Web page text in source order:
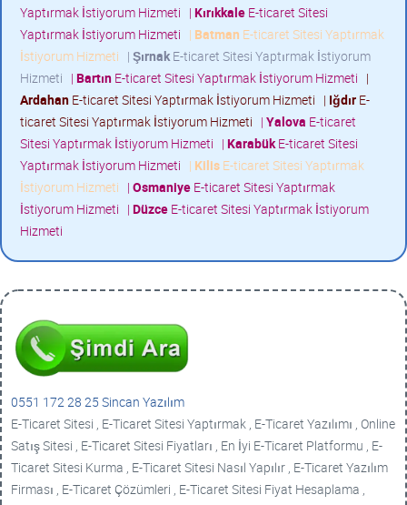
Yaptırmak İstiyorum Hizmeti | Kırıkkale E-ticaret Sitesi
Yaptırmak İstiyorum Hizmeti | Batman E-ticaret Sitesi Yaptırmak
İstiyorum Hizmeti | ŞırnakE-ticaret Sitesi Yaptırmak İstiyorum
Hizmeti | Bartın E-ticaret Sitesi Yaptırmak İstiyorum Hizmeti |
Ardahan E-ticaret Sitesi Yaptırmak İstiyorum Hizmeti | Iğdır E-
ticaret Sitesi Yaptırmak İstiyorum Hizmeti | Yalova E-ticaret
Sitesi Yaptırmak İstiyorum Hizmeti | KarabükE-ticaret Sitesi
Yaptırmak İstiyorum Hizmeti | Kilis E-ticaret Sitesi Yaptırmak
İstiyorum Hizmeti | Osmaniye E-ticaret Sitesi Yaptırmak
İstiyorum Hizmeti | Düzce E-ticaret Sitesi Yaptırmak İstiyorum
Hizmeti
0551 172 28 25 Sincan Yazılım
E-Ticaret Sitesi , E-Ticaret Sitesi Yaptırmak , E-Ticaret Yazılımı , Online
Satış Sitesi , E-Ticaret Sitesi Fiyatları , En İyi E-Ticaret Platformu , E-
Ticaret Sitesi Kurma , E-Ticaret Sitesi Nasıl Yapılır , E-Ticaret Yazılım
Firması , E-Ticaret Çözümleri , E-Ticaret Sitesi Fiyat Hesaplama ,